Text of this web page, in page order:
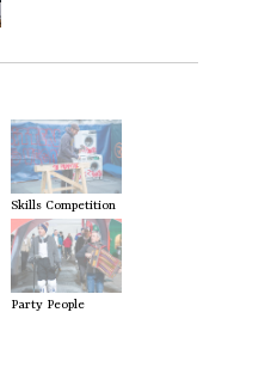
Skills Competition
Party People